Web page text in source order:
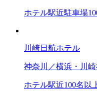
ホテル駅近駐車場
川崎日航ホテル
神奈川／横浜・川崎
ホテル駅近100名以